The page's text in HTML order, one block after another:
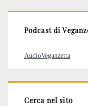
Podcast di
AudioVeganzetta
Cerca nel sito